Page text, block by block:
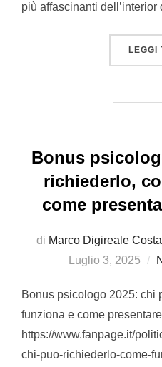
più affascinanti
LEGGI
Bonus
richiederlo,
come
di Marco Digireale
Luglio 3, 2025
Bonus psicologo 2025: chi
funziona e come
https://www.fanpage.it/
chi-puo-richiederlo-come-